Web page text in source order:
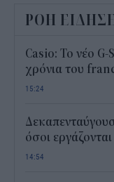
ΡΟΗ
Casio: Το νέο G-
χρόνια του
15:24
όσοι εργάζονται
14:54